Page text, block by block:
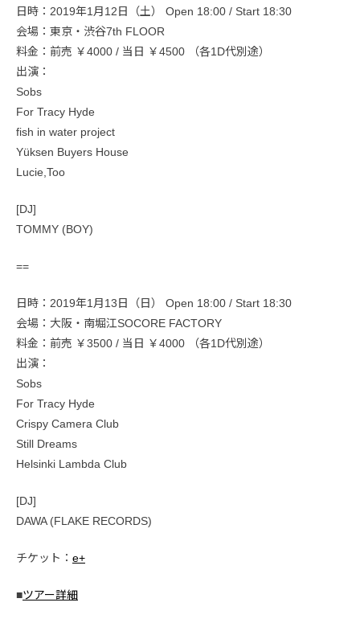
日時：2019年1月12日（土） Open 18:00 / Start 18:30
会場：東京・渋谷7th FLOOR
料金：前売 ￥4000 / 当日 ￥4500 （各1D代別途）
出演：
Sobs
For Tracy Hyde
fish in water project
Yüksen Buyers House
Lucie,Too
[DJ]
TOMMY (BOY)
==
日時：2019年1月13日（日） Open 18:00 / Start 18:30
会場：大阪・南堀江SOCORE FACTORY
料金：前売 ￥3500 / 当日 ￥4000 （各1D代別途）
出演：
Sobs
For Tracy Hyde
Crispy Camera Club
Still Dreams
Helsinki Lambda Club
[DJ]
DAWA (FLAKE RECORDS)
チケット： e+
■ツアー詳細